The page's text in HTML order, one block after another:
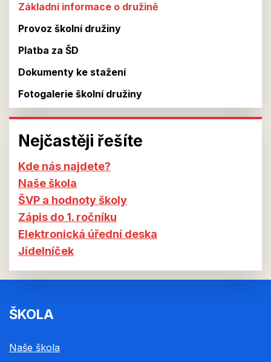
Základní informace o družině
Provoz školní družiny
Platba za ŠD
Dokumenty ke stažení
Fotogalerie školní družiny
Nejčastěji řešíte
Kde nás najdete?
Naše škola
ŠVP a hodnoty školy
Zápis do 1. ročníku
Elektronická úřední deska
Jídelníček
ŠKOLA
Naše škola